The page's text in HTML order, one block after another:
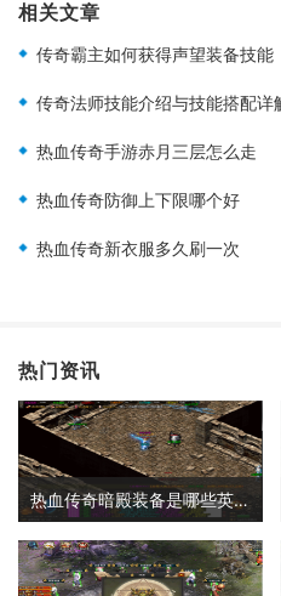
相关文章
传奇霸主如何获得声望装备技能
传奇法师技能介绍与技能搭配详
热血传奇手游赤月三层怎么走
热血传奇防御上下限哪个好
热血传奇新衣服多久刷一次
热门资讯
热血传奇暗殿装备是哪些英雄的